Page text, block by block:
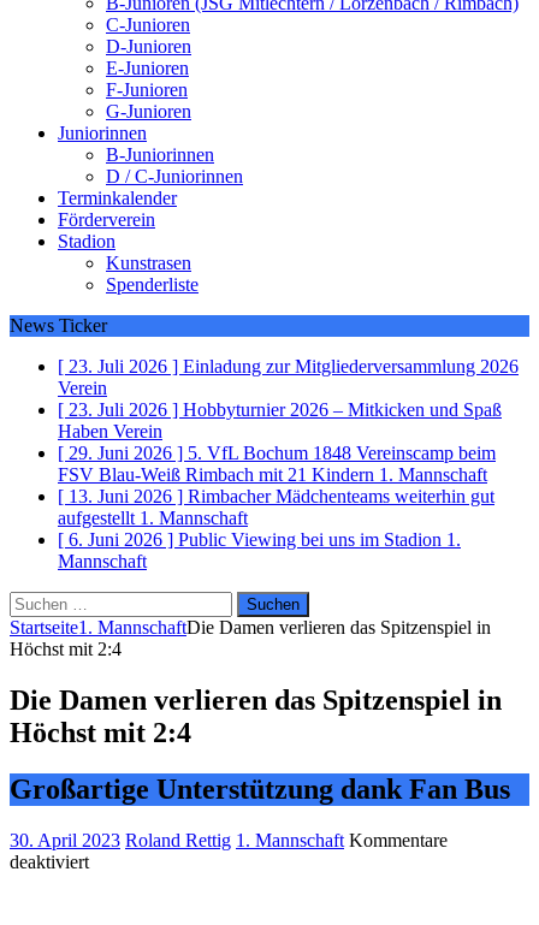
C-Junioren
D-Junioren
E-Junioren
F-Junioren
G-Junioren
Juniorinnen
B-Juniorinnen
D / C-Juniorinnen
Terminkalender
Förderverein
Stadion
Kunstrasen
Spenderliste
News Ticker
[ 23. Juli 2026 ] Einladung zur Mitgliederversammlung 2026
Verein
[ 23. Juli 2026 ] Hobbyturnier 2026 – Mitkicken und Spaß
Haben Verein
[ 29. Juni 2026 ] 5. VfL Bochum 1848 Vereinscamp beim
FSV Blau-Weiß Rimbach mit 21 Kindern 1. Mannschaft
[ 13. Juni 2026 ] Rimbacher Mädchenteams weiterhin gut
aufgestellt 1. Mannschaft
[ 6. Juni 2026 ] Public Viewing bei uns im Stadion 1.
Mannschaft
Suchen
nach:
Startseite1. MannschaftDie Damen verlieren das Spitzenspiel in
Höchst mit 2:4
Die Damen verlieren das Spitzenspiel in
Höchst mit 2:4
Großartige Unterstützung dank Fan Bus
30. April 2023 Roland Rettig 1. Mannschaft Kommentare
deaktiviertfür